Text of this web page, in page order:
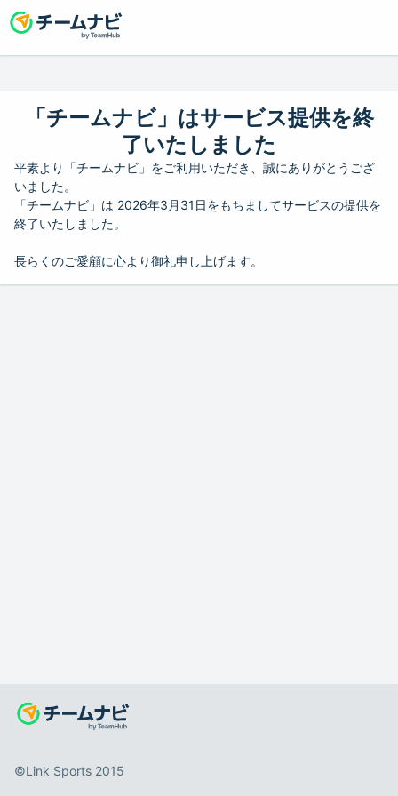
「チームナビ」はサービス提供を終
了いたしました
平素より「チームナビ」をご利用いただき、誠にありがとうござ
いました。
「チームナビ」は 2026年3月31日をもちましてサービスの提供を
終了いたしました。
長らくのご愛顧に心より御礼申し上げます。
©️Link Sports 2015